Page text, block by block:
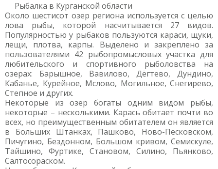
Рыбалка в Курганской области
Около шестисот озер региона используется с целью
лова рыбы, которой насчитывается 27 видов.
Популярностью у рыбаков пользуются караси, щуки,
лещи, плотва, карпы. Выделено и закреплено за
пользователями 42 рыбопромысловых участка для
любительского и спортивного рыболовства на
озерах: Барышное, Вавилово, Дёгтево, Дундино,
Кабанье, Курейное, Мслово, Могильное, Снегирево,
Степное и других.
Некоторые из озер богаты одним видом рыбы,
некоторые – несколькими. Карась обитает почти во
всех, но преимущественным обитателем он является
в Больших Штанках, Пашково, Ново-Песковском,
Пичугино, Бездонном, Большом кривом, Семискуле,
Тайшино, Фуртике, Становом, Силино, Пьянково,
Салтосораском.